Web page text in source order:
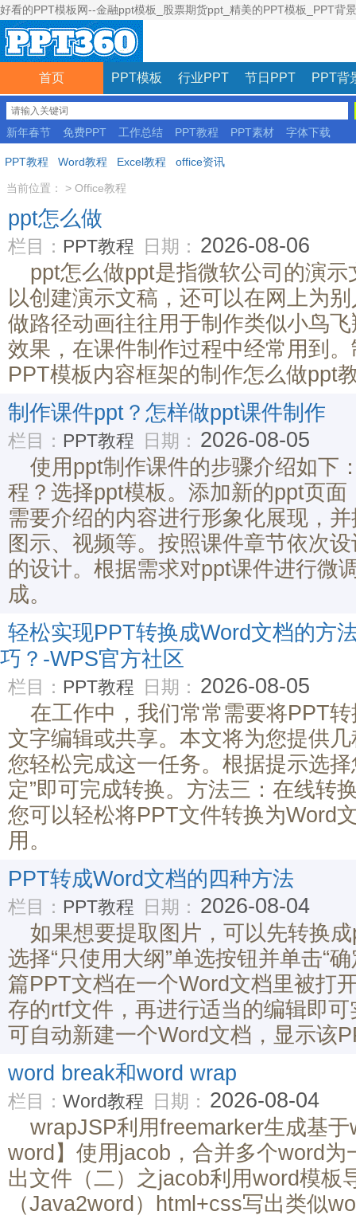
好看的PPT模板网--金融ppt模板_股票期货ppt_精美的PPT模板_PPT背
首页 PPT模板 行业PPT 节日PPT PPT背
新年春节 免费PPT 工作总结 PPT教程 PPT素材
字体下载
PPT教程
Word教程 Excel教程 office资讯
当前位置： > Office教程
ppt怎么做
栏目： PPT教程 日期： 2026-08-06
ppt怎么做ppt是指微软公司的演
以创建演示文稿，还可以在网上为
做路径动画往往用于制作类似小鸟
效果，在课件制作过程中经常用到
PPT模板内容框架的制作怎么做ppt
制作课件ppt？怎样做ppt课件制作
栏目： PPT教程 日期： 2026-08-05
使用ppt制作课件的步骤介绍如下
程？选择ppt模板。添加新的ppt页
需要介绍的内容进行形象化展现，
图示、视频等。按照课件章节依次
的设计。根据需求对ppt课件进行微
成。
轻松实现PPT转换成Word文档的方
巧？-WPS官方社区
栏目： PPT教程 日期： 2026-08-05
在工作中，我们常常需要将PPT
文字编辑或共享。本文将为您提供
您轻松完成这一任务。根据提示选
定”即可完成转换。方法三：在线转
您可以轻松将PPT文件转换为Word
用。
PPT转成Word文档的四种方法
栏目： PPT教程 日期： 2026-08-04
如果想要提取图片，可以先转换
选择“只使用大纲”单选按钮并单击“
篇PPT文档在一个Word文档里被打
存的rtf文件，再进行适当的编辑即
可自动新建一个Word文档，显示该
word break和word wrap
栏目： Word教程 日期： 2026-08-04
wrapJSP利用freemarker生成基
word】使用jacob，合并多个word
出文件（二）之jacob利用word模板
（Java2word）html+css写出类似